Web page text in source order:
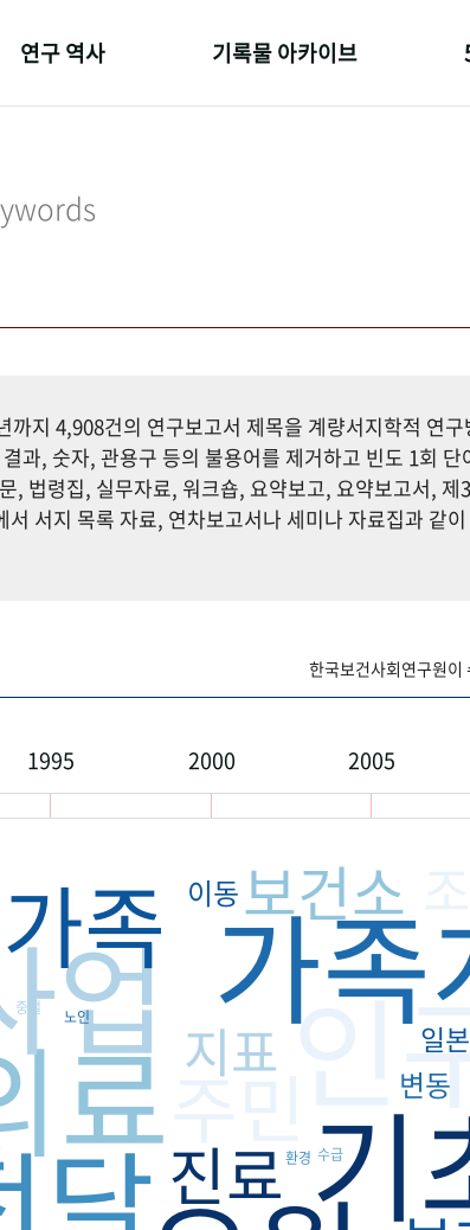
연구 역사
드로 보는 연구 역사
기록물 아카이브
지 4,908건의 연구보고서 제목을 계량서지학적 연
과, 숫자, 관용구 등의 불용어를 제거하고 빈도 1회
법령집, 실무자료, 워크숍, 요약보고, 요약보고서,
서지 목록 자료, 연차보고서나 세미나 자료집과 같
한국보건사회연구원이
1995 2000 2005
인
료 기
가
업
가족
주민
진료
보건소
지표 변동
이동
일본
노인
수급
환경
중절